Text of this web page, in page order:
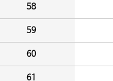
58
59
60
61